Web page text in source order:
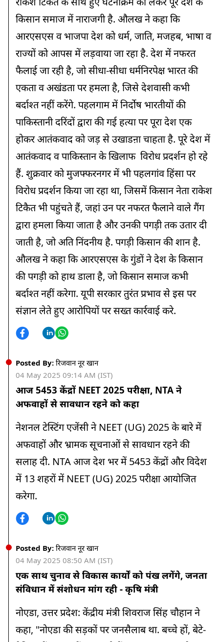
किसान समाज में नाराजगी है. औलख ने कहा कि
आरएसएस व भाजपा देश को धर्म, जाति, मजहब, भाषा व
राज्यों को आपस में लड़वाया जा रहा है. देश में नफरत
फैलाई जा रही है, जो सीधा-सीधा धर्मनिरपेक्ष भारत की
एकता व अखंडता पर हमला है, जिसे देशवासी कभी
बर्दाश्त नहीं करेंगे. पहलगाम में निर्दोष भारतीयों की
पाकिस्तानी दरिंदों द्वारा की गई हत्या पर पूरा देश एक
होकर आतंकवाद को जड़ से उखाडऩा चाहता है. पूरे देश में
आतंकवाद व पाकिस्तान के खिलाफ विरोध प्रदर्शन हो रहे
हैं. शुक्रवार को मुजफ्फरनगर में भी पहलगांव हिंसा पर
विरोध प्रदर्शन किया जा रहा था, जिसमें किसान नेता राकेश
टिकैत भी पहुंचते हैं, जहां उन पर नफरत फैलाने वाले गैंग
द्वारा हमला किया जाता है और उनकी पगड़ी तक उतार दी
जाती है, जो अति निंदनीय है. पगड़ी किसान की शान है.
औलख ने कहा कि आरएसएस के गुंडों ने देश के किसान
की पगड़ी को हाथ डाला है, जो किसान समाज कभी
बर्दाश्त नहीं करेगा. यूपी सरकार तुरंत प्रभाव से इस पर
संज्ञान लेते हुए आरोपियों पर सख्त कार्रवाई करे.
Posted By: रिजवान नूर खान
04 May 2025 09:14 AM (IST)
आज 5453 केंद्रों NEET 2025 परीक्षा, NTA ने
अफवाहों से सावधान रहने को कहा
नेशनल टेस्टिंग एजेंसी ने NEET (UG) 2025 के बारे में
अफवाहों और भ्रामक सूचनाओं से सावधान रहने की
सलाह दी. NTA आज देश भर में 5453 केंद्रों और विदेश
में 13 शहरों में NEET (UG) 2025 परीक्षा आयोजित
करेगा.
Posted By: रिजवान नूर खान
04 May 2025 08:50 AM (IST)
एक साथ चुनाव से विकास कार्यों को पंख लगेंगे, जनता
संविधान में संशोधन मांग रही - कृषि मंत्री
नोएडा, उत्तर प्रदेश: केंद्रीय मंत्री शिवराज सिंह चौहान ने
कहा, "नोएडा की सड़कों पर जनसैलाब था. बच्चे हों, बेटे-